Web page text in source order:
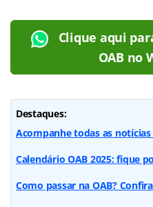
Clique aqui
OAB no
Destaques:
Acompanhe todas as
Calendário OAB 2025: fique
Como passar na OAB?